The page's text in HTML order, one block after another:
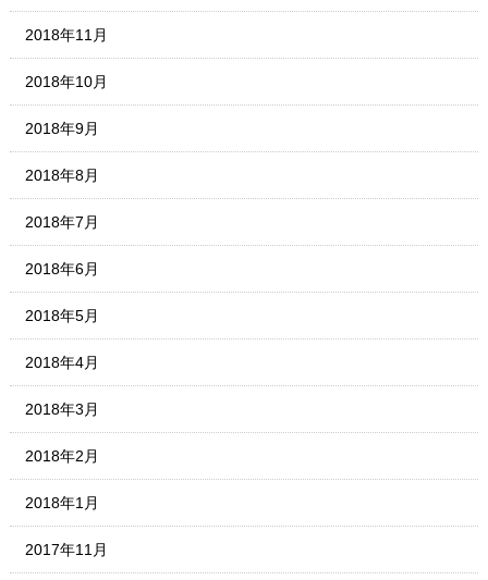
2018年11月
2018年10月
2018年9月
2018年8月
2018年7月
2018年6月
2018年5月
2018年4月
2018年3月
2018年2月
2018年1月
2017年11月